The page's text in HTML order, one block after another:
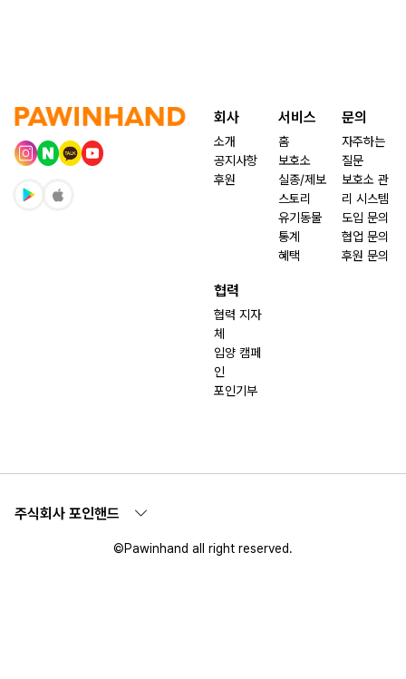
회사
소개
공지사항
후원
서비스
홈
보호소
실종/제보
스토리
유기동물
통계
혜택
문의
자주하는
질문
보호소 관
리 시스템
도입 문의
협업 문의
후원 문의
협력
협력 지자
체
입양 캠페
인
포인기부
주식회사 포인핸드
©Pawinhand all right reserved.